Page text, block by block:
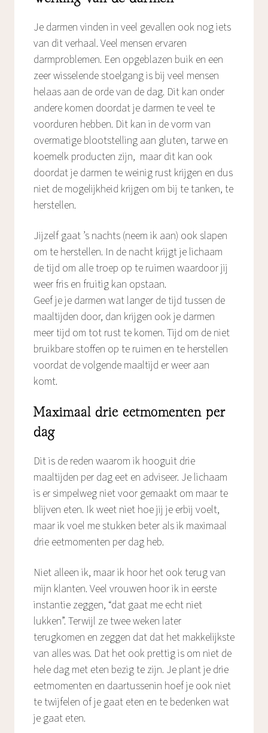
Je darmen vinden in veel gevallen ook nog iets
van dit verhaal. Veel mensen ervaren
darmproblemen. Een opgeblazen buik en een
zeer wisselende stoelgang is bij veel mensen
helaas aan de orde van de dag. Dit kan onder
andere komen doordat je darmen te veel te
voorduren hebben. Dit kan in de vorm van
overmatige blootstelling aan gluten, tarwe en
koemelk producten zijn, maar dit kan ook
doordat je darmen te weinig rust krijgen en dus
niet de mogelijkheid krijgen om bij te tanken, te
herstellen.
Jijzelf gaat ’s nachts (neem ik aan) ook slapen
om te herstellen. In de nacht krijgt je lichaam
de tijd om alle troep op te ruimen waardoor jij
weer fris en fruitig kan opstaan.
Geef je je darmen wat langer de tijd tussen de
maaltijden door, dan krijgen ook je darmen
meer tijd om tot rust te komen. Tijd om de niet
bruikbare stoffen op te ruimen en te herstellen
voordat de volgende maaltijd er weer aan
komt.
Maximaal drie eetmomenten per
dag
Dit is de reden waarom ik hooguit drie
maaltijden per dag eet en adviseer. Je lichaam
is er simpelweg niet voor gemaakt om maar te
blijven eten. Ik weet niet hoe jij je erbij voelt,
maar ik voel me stukken beter als ik maximaal
drie eetmomenten per dag heb.
Niet alleen ik, maar ik hoor het ook terug van
mijn klanten. Veel vrouwen hoor ik in eerste
instantie zeggen, “dat gaat me echt niet
lukken”. Terwijl ze twee weken later
terugkomen en zeggen dat dat het makkelijkste
van alles was. Dat het ook prettig is om niet de
hele dag met eten bezig te zijn. Je plant je drie
eetmomenten en daartussenin hoef je ook niet
te twijfelen of je gaat eten en te bedenken wat
je gaat eten.